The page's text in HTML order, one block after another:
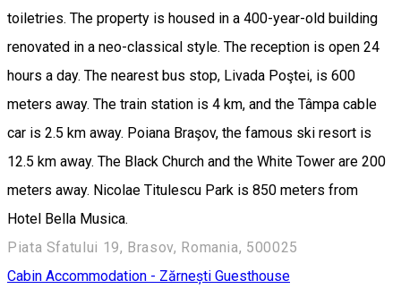
toiletries. The property is housed in a 400-year-old building
renovated in a neo-classical style. The reception is open 24
hours a day. The nearest bus stop, Livada Poştei, is 600
meters away. The train station is 4 km, and the Tâmpa cable
car is 2.5 km away. Poiana Braşov, the famous ski resort is
12.5 km away. The Black Church and the White Tower are 200
meters away. Nicolae Titulescu Park is 850 meters from
Hotel Bella Musica.
Piata Sfatului 19, Brasov, Romania, 500025
Cabin Accommodation - Zărnești Guesthouse